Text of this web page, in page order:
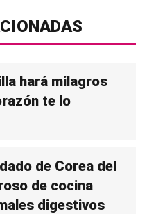
hará milagros
te lo
de Corea del
de cocina
digestivos